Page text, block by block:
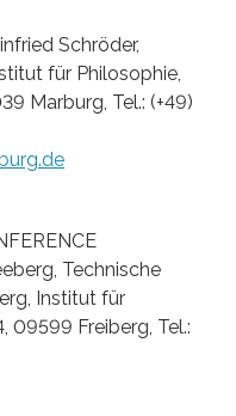
Schröder,
für Philosophie,
Marburg, Tel.: (+49)
Technische
Institut für
09599 Freiberg, Tel.: